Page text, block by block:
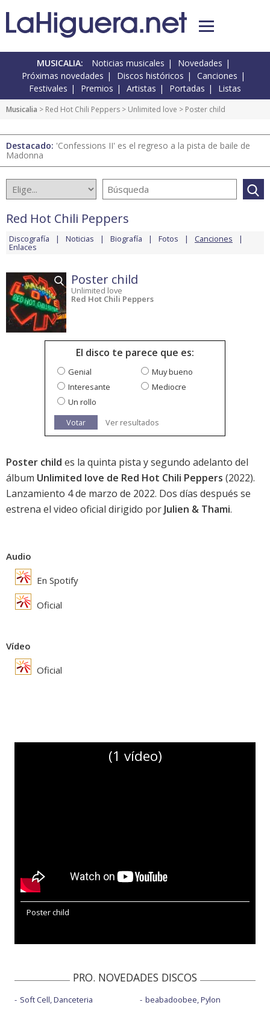
MUSICALIA: Noticias musicales
Novedades
Próximas novedades
Discos históricos
Canciones
Festivales
Premios Artistas Portadas Listas
Musicalia > Red Hot Chili Peppers > Unlimited love > Poster child
Destacado: 'Confessions II' es el regreso a la pista de baile de
Madonna
Red Hot Chili Peppers
Discografía Noticias Biografía Fotos Canciones
Enlaces
Poster child
Unlimited love
Red Hot Chili Peppers
El disco te parece que es:
Genial
Muy bueno
Interesante
Mediocre
Un rollo
Votar
Ver resultados
Poster child es la quinta pista y segundo adelanto del
álbum Unlimited love de Red Hot Chili Peppers (2022).
Lanzamiento 4 de marzo de 2022. Dos días después se
estrena el video oficial dirigido por Julien & Thami.
Audio
En Spotify
Oficial
Vídeo
Oficial
(1 vídeo)
Poster child
PRO. NOVEDADES DISCOS
Soft Cell, Danceteria
beabadoobee, Pylon